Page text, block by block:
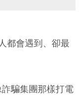
都會遇到、卻最
騙集團那樣打電